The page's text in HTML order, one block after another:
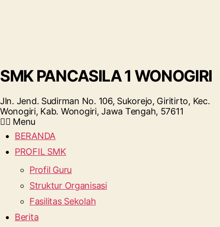
SMK PANCASILA 1 WONOGIRI
Jln. Jend. Sudirman No. 106, Sukorejo, Giritirto, Kec.
Wonogiri, Kab. Wonogiri, Jawa Tengah, 57611
Menu
BERANDA
PROFIL SMK
Profil Guru
Struktur Organisasi
Fasilitas Sekolah
Berita